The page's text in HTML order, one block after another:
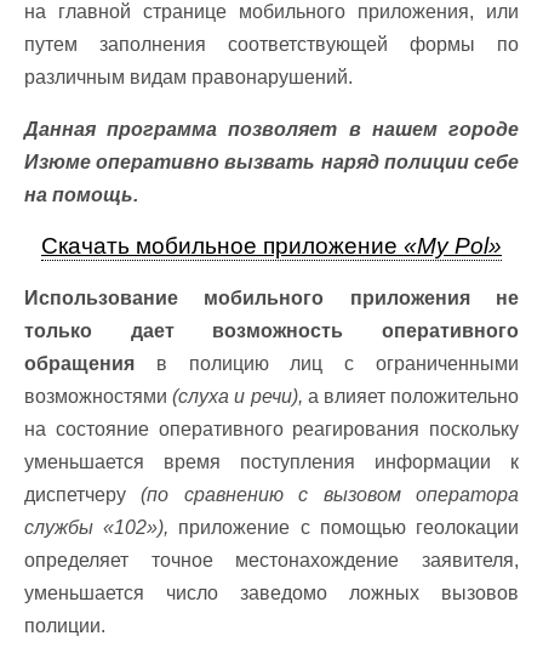
на главной странице мобильного приложения, или
путем заполнения соответствующей формы по
различным видам правонарушений.
Данная программа позволяет в нашем городе
Изюме оперативно вызвать наряд полиции себе
на помощь.
Скачать мобильное приложение «My Pol»
Использование мобильного приложения не
только дает возможность оперативного
обращения в полицию лиц с ограниченными
возможностями(слуха и речи), а влияет положительно
на состояние оперативного реагирования поскольку
уменьшается время поступления информации к
диспетчеру (по сравнению с вызовом оператора
службы «102»), приложение с помощью геолокации
определяет точное местонахождение заявителя,
уменьшается число заведомо ложных вызовов
полиции.